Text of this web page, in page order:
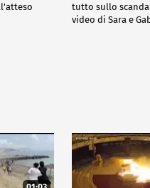
tutto sullo
video di Sara e